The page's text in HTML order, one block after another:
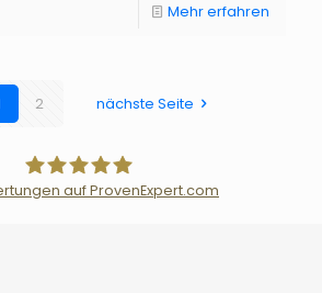
Mehr erfahren
2 nächste Seite
auf ProvenExpert.com